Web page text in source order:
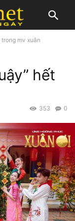
mv xuân
hết
0
353